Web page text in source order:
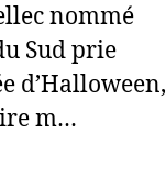
nommé
Sud prie
d’Halloween,
m…